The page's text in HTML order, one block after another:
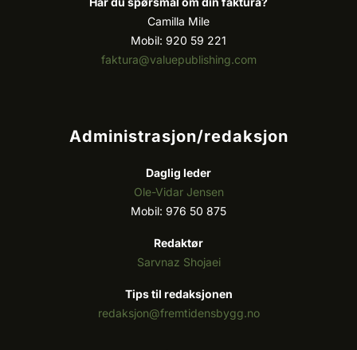
Camilla Mile
Mobil: 920 59 221
faktura@valuepublishing.com
Administrasjon/redaksjon
Daglig leder
Ole-Vidar Jensen
Mobil: 976 50 875
Redaktør
Sarvnaz Shojaei
Tips til redaksjonen
redaksjon@fremtidensbygg.no